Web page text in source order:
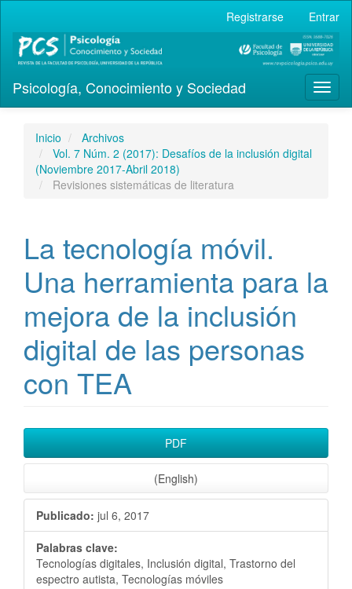
Contenido
principal
Barra
lateral
Registrarse Entrar
Psicología, Conocimiento y Sociedad
Inicio
Archivos
Vol. 7 Núm. 2 (2017): Desafíos de la inclusión digital
(Noviembre 2017-Abril 2018)
Revisiones sistemáticas de literatura
La tecnología móvil.
Una herramienta para la
mejora de la inclusión
digital de las personas
con TEA
Barra
lateral
del
artículo
PDF
(English)
Publicado: jul 6, 2017
Palabras clave:
Tecnologías digitales, Inclusión digital, Trastorno del
espectro autista, Tecnologías móviles